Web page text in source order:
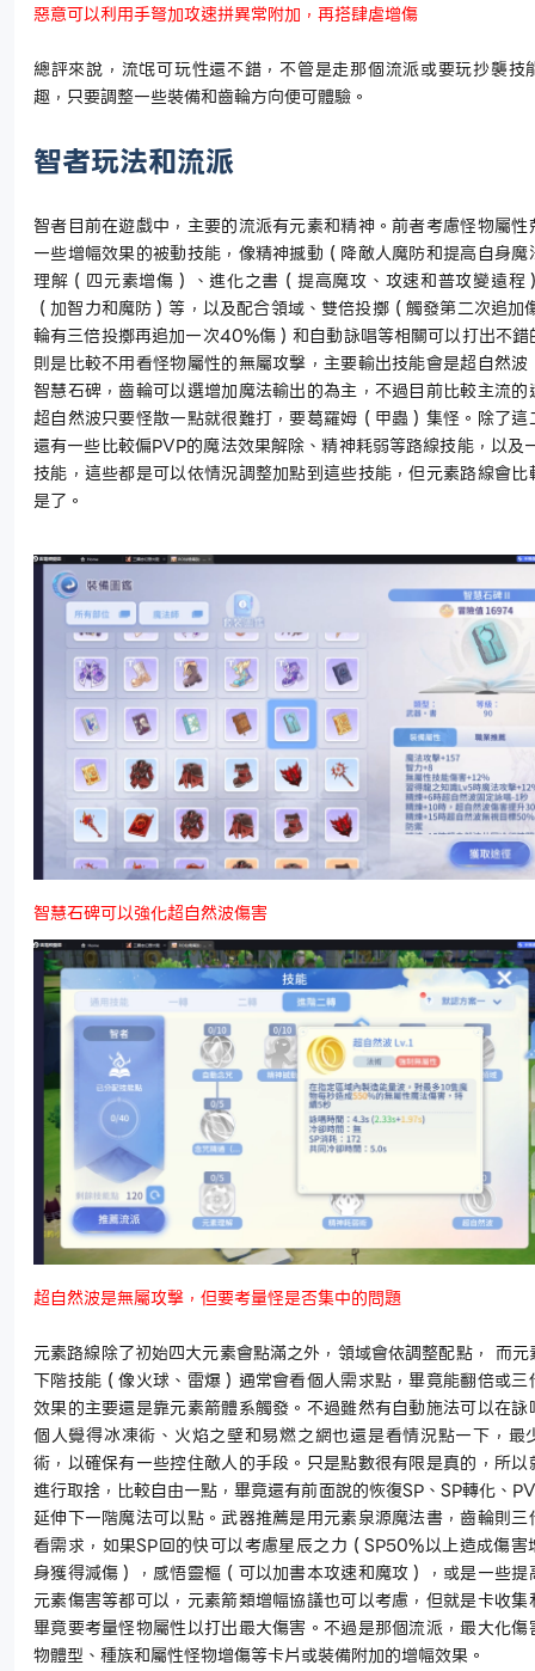
惡意可以利用手弩加攻速拼異常附加，再搭肆虐增傷
總評來說，流氓可玩性還不錯，不管是走那個流派或要玩抄襲技
趣，只要調整一些裝備和齒輪方向便可體驗。
智者玩法和流派
智者目前在遊戲中，主要的流派有元素和精神。前者考慮怪物屬性
一些增幅效果的被動技能，像精神撼動（降敵人魔防和提高自身魔
理解（四元素增傷）、進化之書（提高魔攻、攻速和普攻變遠程
（加智力和魔防）等，以及配合領域、雙倍投擲（觸發第二次追加
輪有三倍投擲再追加一次40%傷）和自動詠唱等相關可以打出不
則是比較不用看怪物屬性的無屬攻擊，主要輸出技能會是超自然波
智慧石碑，齒輪可以選增加魔法輸出的為主，不過目前比較主流的
超自然波只要怪散一點就很難打，要葛羅姆（甲蟲）集怪。除了這
還有一些比較偏PVP的魔法效果解除、精神耗弱等路線技能，以及
技能，這些都是可以依情況調整加點到這些技能，但元素路線會比
是了。
智慧石碑可以強化超自然波傷害
超自然波是無屬攻擊，但要考量怪是否集中的問題
元素路線除了初始四大元素會點滿之外，領域會依調整配點， 而元
下階技能（像火球、雷爆）通常會看個人需求點，畢竟能翻倍或三
效果的主要還是靠元素箭體系觸發。不過雖然有自動施法可以在詠
個人覺得冰凍術、火焰之壁和易燃之網也還是看情況點一下，最
術，以確保有一些控住敵人的手段。只是點數很有限是真的，所以
進行取捨，比較自由一點，畢竟還有前面說的恢復SP、 SP轉化、
延伸下一階魔法可以點。武器推薦是用元素泉源魔法書，齒輪則三
看需求，如果SP回的快可以考慮星辰之力（SP50%以上造成傷害
身獲得減傷），感悟靈樞（可以加書本攻速和魔攻），或是一些提
元素傷害等都可以，元素箭類增幅協議也可以考慮，但就是卡收集
畢竟要考量怪物屬性以打出最大傷害。不過是那個流派，最大化傷
物體型、種族和屬性怪物增傷等卡片或裝備附加的增幅效果。